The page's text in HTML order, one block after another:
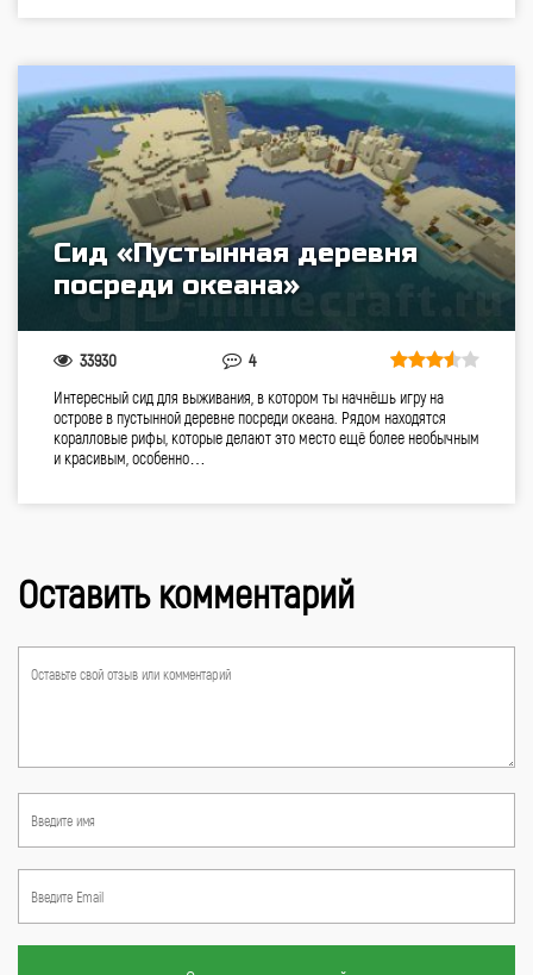
Сид «Пустынная деревня
посреди океана»
33930 4
Интересный сид для выживания, в котором ты начнёшь игру на
острове в пустынной деревне посреди океана. Рядом находятся
коралловые рифы, которые делают это место ещё более необычным
и красивым, особенно…
Оставить комментарий